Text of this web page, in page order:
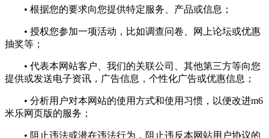
• 根据您的要求向您提供特定服务、产品或信息；
• 授权您参加一项活动，比如调查问卷、网上论坛或优惠
抽奖等；
• 代表本网站客户、我们的关联公司、其他第三方等向您
提供或发送电子资讯，广告信息，个性化广告或优惠信息；
• 分析用户对本网站的使用方式和使用习惯，以便改进m6
米乐网页版的服务；
• 阻止违法或潜在违法行为，阻止违反本网站用户协议的